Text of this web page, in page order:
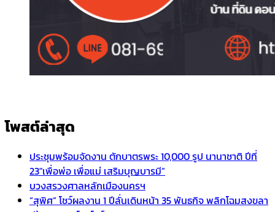
โพสต์ล่าสุด
ประชุมพร้อมจัดงาน ตักบาตรพระ 10,000 รูป นานาชาติ ปีที่
23″เพื่อพ่อ เพื่อแม่ เสริมบุญบารมี”
บวงสรวงศาลหลักเมืองนครฯ
“สุพิศ” โชว์ผลงาน 1 ปีลั่นเดินหน้า 35 พันธกิจ พลิกโฉมสงขลา